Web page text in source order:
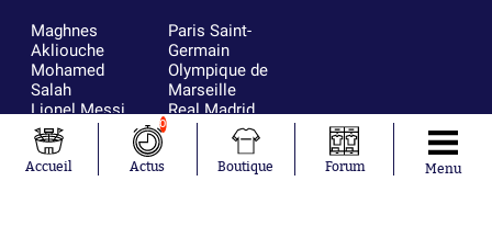
Maghnes
Akliouche
Mohamed
Salah
Lionel Messi
Ferrán Torres
Kilian Corredor
Franco
Paris Saint-
Germain
Olympique de
Marseille
Real Madrid
FIFA
Olympique
lyonnais
Accueil
0
Actus Boutique Forum Menu